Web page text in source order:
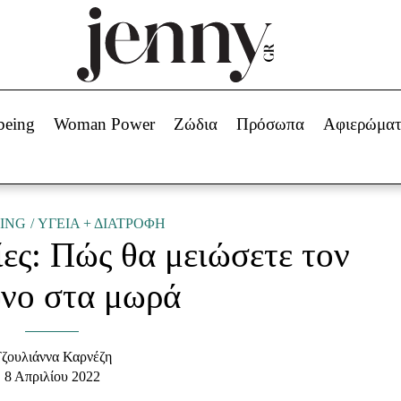
Beauty -
Ομορφιά
Skincare
Μακιγιάζ
Ζώδια
Woman Power Ζώδια Πρόσωπα
ΥΓΕΙΑ + ΔΙΑΤΡΟΦΗ
Πώς θα μειώσετε τον
στα μωρά
Καρνέζη
8 Απριλίου 2022